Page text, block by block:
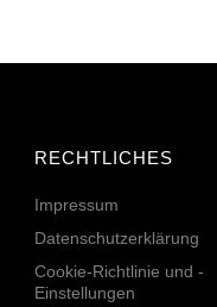
RECHTLICHES
Impressum
Datenschutzerklärung
Cookie-Richtlinie und -
Einstellungen